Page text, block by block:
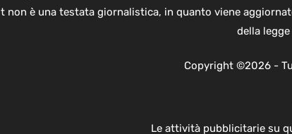
non è una testata giornalistica, in quanto viene
della
Copyright ©2026 -
Le attività pubblicitarie su